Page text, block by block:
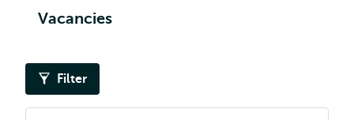
Vacancies
Filter